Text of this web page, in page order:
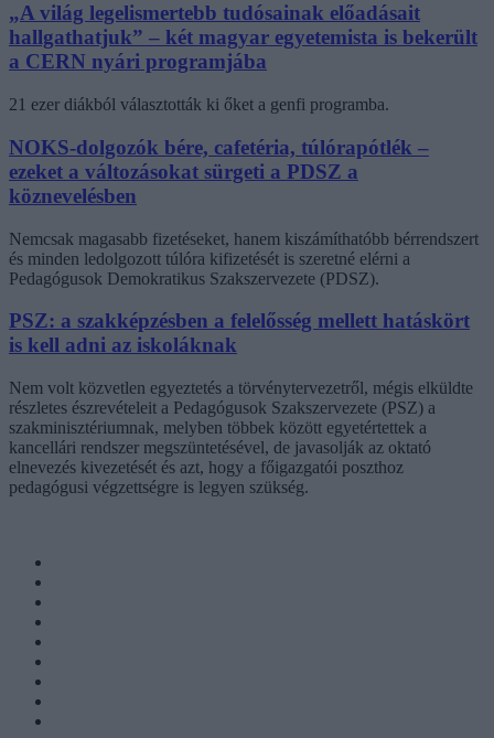
„A világ legelismertebb tudósainak előadásait
hallgathatjuk” – két magyar egyetemista is bekerült
a CERN nyári programjába
21 ezer diákból választották ki őket a genfi programba.
NOKS-dolgozók bére, cafetéria, túlórapótlék –
ezeket a változásokat sürgeti a PDSZ a
köznevelésben
Nemcsak magasabb fizetéseket, hanem kiszámíthatóbb bérrendszert
és minden ledolgozott túlóra kifizetését is szeretné elérni a
Pedagógusok Demokratikus Szakszervezete (PDSZ).
PSZ: a szakképzésben a felelősség mellett hatáskört
is kell adni az iskoláknak
Nem volt közvetlen egyeztetés a törvénytervezetről, mégis elküldte
részletes észrevételeit a Pedagógusok Szakszervezete (PSZ) a
szakminisztériumnak, melyben többek között egyetértettek a
kancellári rendszer megszüntetésével, de javasolják az oktató
elnevezés kivezetését és azt, hogy a főigazgatói poszthoz
pedagógusi végzettségre is legyen szükség.